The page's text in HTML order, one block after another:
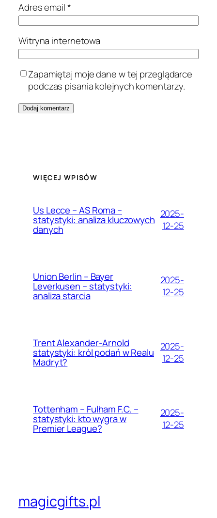
Adres email*
Witryna internetowa
Zapamiętaj moje dane w tej przeglądarce
podczas pisania kolejnych komentarzy.
WIĘCEJ WPISÓW
Us Lecce – AS Roma –
statystyki: analiza kluczowych
danych
2025-
12-25
Union Berlin – Bayer
Leverkusen – statystyki:
analiza starcia
2025-
12-25
Trent Alexander-Arnold
statystyki: król podań w Realu
Madryt?
2025-
12-25
Tottenham – Fulham F.C. –
statystyki: kto wygra w
Premier League?
2025-
12-25
magicgifts.pl